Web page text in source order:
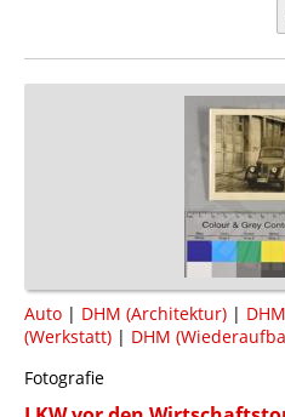
Auto | DHM (Architektur) |
(Werkstatt) | DHM
Fotografie